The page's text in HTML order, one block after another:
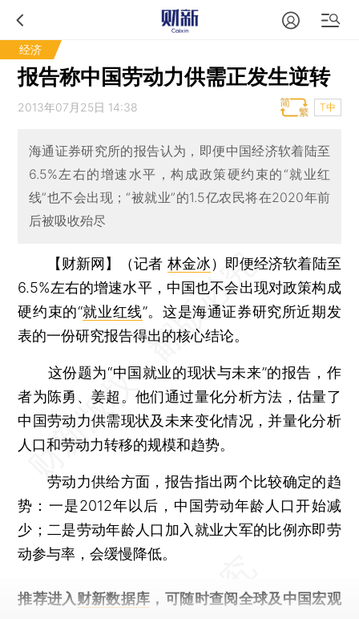
经济
报告称中国劳动力供需正发生逆转
2013年07月25日 14:38 T中
海通证券研究所的报告认为，即便中国经济软着陆至
6.5%左右的增速水平，构成政策硬约束的“就业红
线”也不会出现；“被就业”的1.5亿农民将在2020年前
后被吸收殆尽
【财新网】（记者 林金冰） 即便经济软着陆至
6.5%左右的增速水平，中国也不会出现对政策构成
硬约束的“就业红线”。这是海通证券研究所近期发
表的一份研究报告得出的核心结论。
这份题为“中国就业的现状与未来”的报告，作
者为陈勇、姜超。他们通过量化分析方法，估量了
中国劳动力供需现状及未来变化情况，并量化分析
人口和劳动力转移的规模和趋势。
劳动力供给方面，报告指出两个比较确定的趋
势：一是2012年以后，中国劳动年龄人口开始减
少；二是劳动年龄人口加入就业大军的比例亦即劳
动参与率，会缓慢降低。
推荐进入 财新数据库 ，可随时查阅全球及中国宏观